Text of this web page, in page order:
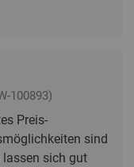
100893)
Preis-
sind
lassen sich gut